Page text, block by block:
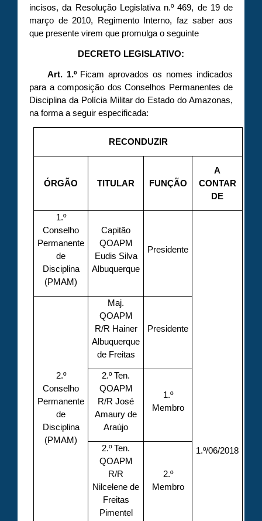
incisos, da Resolução Legislativa n.º 469, de 19 de
março de 2010, Regimento Interno, faz saber aos
que presente virem que promulga o seguinte
DECRETO LEGISLATIVO:
Art. 1.ºFicam aprovados os nomes indicados
para a composição dos Conselhos Permanentes de
Disciplina da Polícia Militar do Estado do Amazonas,
na forma a seguir especificada:
RECONDUZIR
ÓRGÃO TITULAR FUNÇÃO
A
CONTAR
DE
1.º
Conselho
Permanente
de
Disciplina
(PMAM)
Capitão
QOAPM
Eudis Silva
Albuquerque
Presidente
1.º/06/2018
2.º
Conselho
Permanente
de
Disciplina
(PMAM)
Maj.
QOAPM
R/R Hainer
Albuquerque
de Freitas
Presidente
2.º Ten.
QOAPM
R/R José
Amaury de
Araújo
1.º
Membro
2.º Ten.
QOAPM
R/R
Nilcelene de
Freitas
Pimentel
2.º
Membro